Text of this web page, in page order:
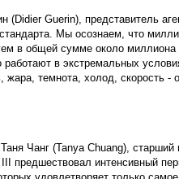
Guerin), представитель
Мы осознаем, что
в общей сумме около миллиона
в экстремальных
темнота, холод, скорость -
Чанг (Tanya Chuang),
предшествовал интенсивный